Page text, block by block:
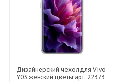
Дизайнерский чехол для Vivo
Y03 женский цветы арт: 22373